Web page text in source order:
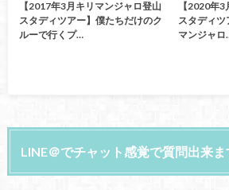
【2017年3月キリマンジャロ登山
スタディツアー】僕たちだけのク
ルーで行くプ…
【2020年
スタディツ
マンジャ
LINE＠でチャット感覚で質問出来ま